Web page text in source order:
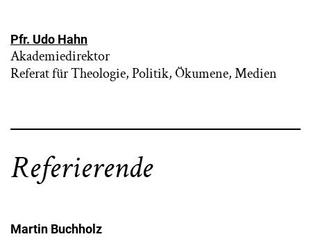
Pfr. Udo Hahn
Akademiedirektor
Referat für Theologie, Politik, Ökumene, Medien
Referierende
Martin Buchholz